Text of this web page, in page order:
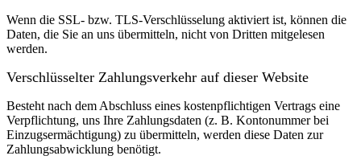
Wenn die SSL- bzw. TLS-Verschlüsselung aktiviert ist, können die
Daten, die Sie an uns übermitteln, nicht von Dritten mitgelesen
werden.
Verschlüsselter Zahlungsverkehr auf dieser Website
Besteht nach dem Abschluss eines kostenpflichtigen Vertrags eine
Verpflichtung, uns Ihre Zahlungsdaten (z. B. Kontonummer bei
Einzugsermächtigung) zu übermitteln, werden diese Daten zur
Zahlungsabwicklung benötigt.